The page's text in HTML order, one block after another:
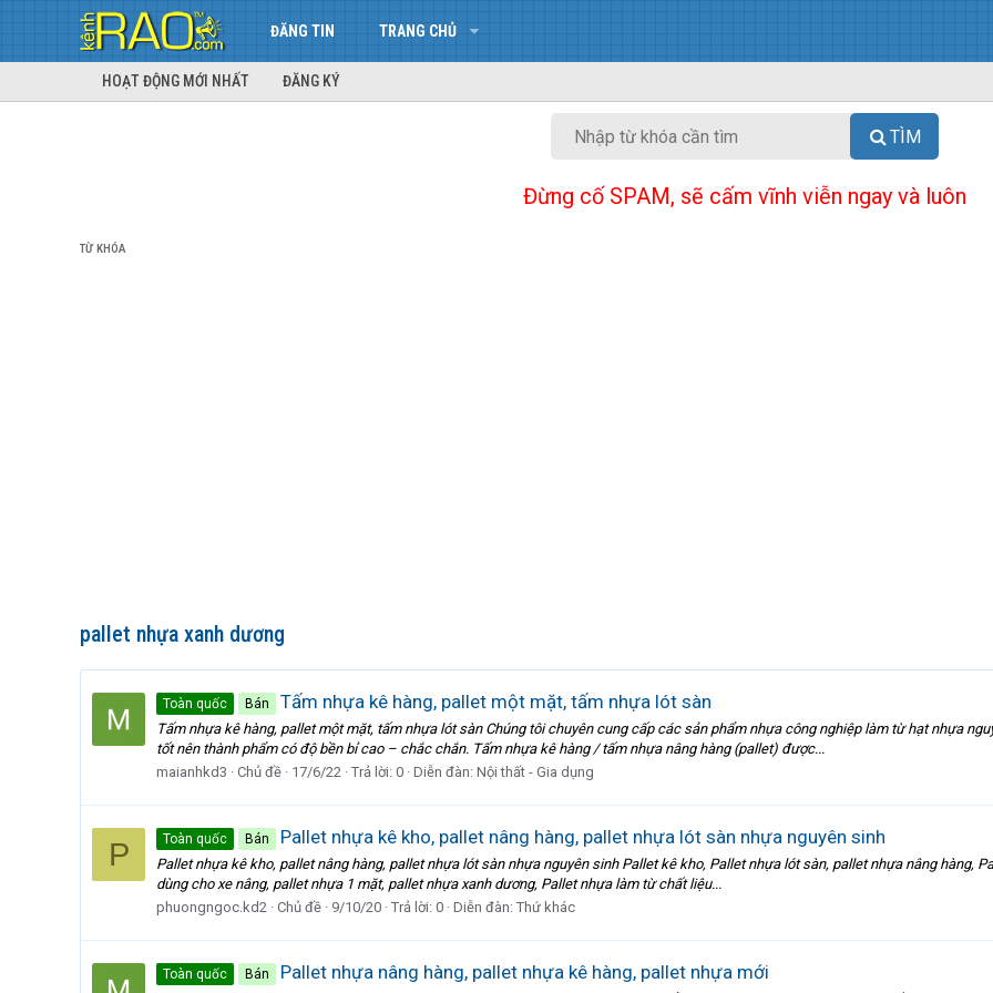
ĐĂNG TIN TRANG CHỦ
HOẠT ĐỘNG MỚI NHẤT ĐĂNG KÝ
TÌM
Đừng cố SPAM, sẽ cấm vĩnh viễn ngay và luôn
TỪ KHÓA
pallet nhựa xanh dương
Toàn quốc Bán Tấm nhựa kê hàng, pallet một mặt, tấm nhựa lót sàn
Tấm nhựa kê hàng, pallet một mặt, tấm nhựa lót sàn Chúng tôi chuyên cung cấp các sản phẩm nhựa công nghiệp làm từ hạt nhựa
tốt nên thành phẩm có độ bền bỉ cao – chắc chắn. Tấm nhựa kê hàng / tấm nhựa nâng hàng (pallet) được...
maianhkd3
Chủ đề 17/6/22 Trả lời: 0 Diễn đàn: Nội thất - Gia dụng
P Toàn quốc Bán Pallet nhựa kê kho, pallet nâng hàng, pallet nhựa lót sàn nhựa nguyên sinh
Pallet nhựa kê kho, pallet nâng hàng, pallet nhựa lót sàn nhựa nguyên sinh Pallet kê kho, Pallet nhựa lót sàn, pallet nhựa nâng hàng,
dùng cho xe nâng, pallet nhựa 1 mặt, pallet nhựa xanh dương, Pallet nhựa làm từ chất liệu...
phuongngoc.kd2
Chủ đề 9/10/20 Trả lời: 0 Diễn đàn: Thứ khác
Toàn quốc Bán Pallet nhựa nâng hàng, pallet nhựa kê hàng, pallet nhựa mới